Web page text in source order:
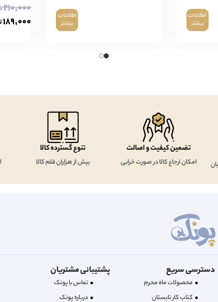
اطلاعات
بیشتر
اطلاعات
بیشتر
۲۱۰,۰۰۰
۱۸۹,۰۰۰
تضمین کیفیت و اصالت
امکان ارجاع کالا در صورت خرابی
تنوع گسترده کالا
بیش از هزاران قلم کالا
دسترسی سریع
محصولات ماه محرم
کتاب کار تابستان
پشتیبانی مشتریان
تماس با پونک
درباره‌ پونک